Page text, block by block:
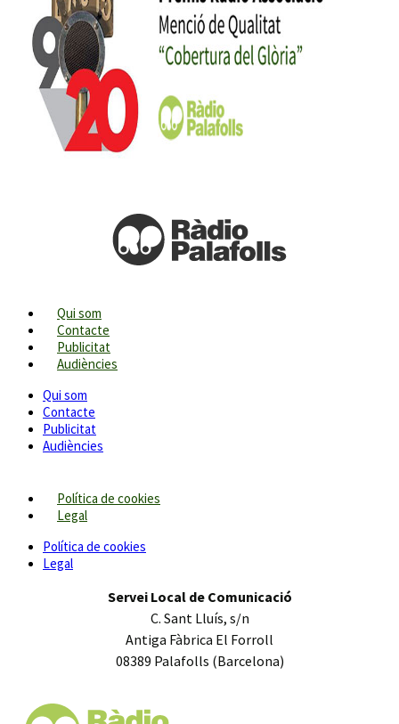
Qui som
Contacte
Publicitat
Audiències
Qui som
Contacte
Publicitat
Audiències
Política de cookies
Legal
Política de cookies
Legal
Servei Local de Comunicació
C. Sant Lluís, s/n
Antiga Fàbrica El Forroll
08389 Palafolls (Barcelona)